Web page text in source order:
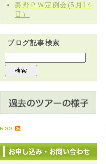
秦野ＰＷ定例会(5月14
日）
ブログ記事検索
RSS